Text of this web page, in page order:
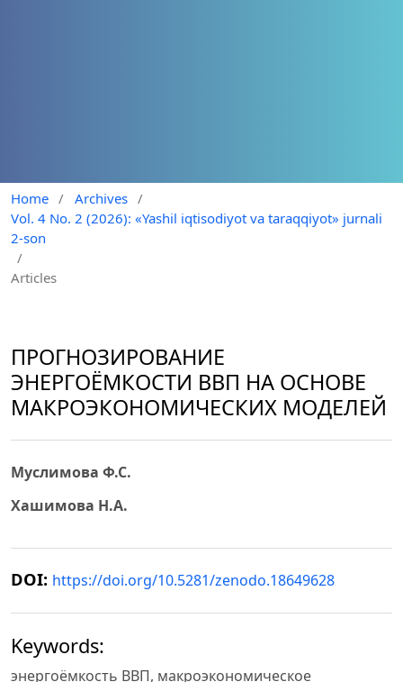
Home / Archives /
Vol. 4 No. 2 (2026): «Yashil iqtisodiyot va taraqqiyot» jurnali
2-son
/
Articles
ПРОГНОЗИРОВАНИЕ
ЭНЕРГОЁМКОСТИ ВВП НА ОСНОВЕ
МАКРОЭКОНОМИЧЕСКИХ МОДЕЛЕЙ
Муслимова Ф.С.
Хашимова Н.А.
DOI: https://doi.org/10.5281/zenodo.18649628
Keywords:
энергоёмкость ВВП, макроэкономическое